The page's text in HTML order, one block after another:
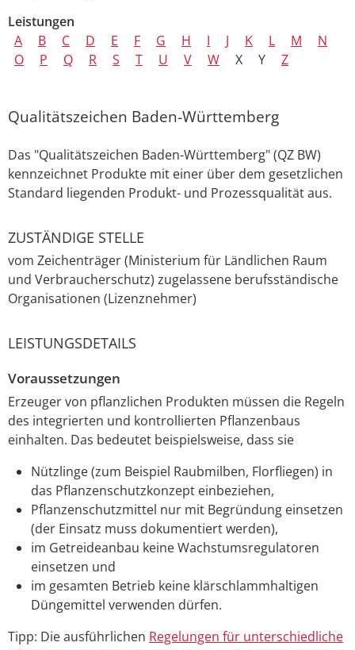
Leistungen
A
B C D E F G H I J K L M
N
O
P Q R S T U V W X Y Z
Qualitätszeichen Baden-Württemberg
Das "Qualitätszeichen Baden-Württemberg" (QZ BW)
kennzeichnet Produkte mit einer über dem gesetzlichen
Standard liegenden Produkt- und Prozessqualität aus.
ZUSTÄNDIGE STELLE
vom Zeichenträger (Ministerium für Ländlichen Raum
und Verbraucherschutz) zugelassene berufsständische
Organisationen (Lizenznehmer)
LEISTUNGSDETAILS
Voraussetzungen
Erzeuger von pflanzlichen Produkten müssen die Regeln
des integrierten und kontrollierten Pflanzenbaus
einhalten. Das bedeutet beispielsweise, dass sie
Nützlinge (zum Beispiel Raubmilben, Florfliegen) in
das Pflanzenschutzkonzept einbeziehen,
Pflanzenschutzmittel nur mit Begründung einsetzen
(der Einsatz muss dokumentiert werden),
im Getreideanbau keine Wachstumsregulatoren
einsetzen und
im gesamten Betrieb keine klärschlammhaltigen
Düngemittel verwenden dürfen.
Tipp: Die ausführlichen Regelungen für unterschiedliche